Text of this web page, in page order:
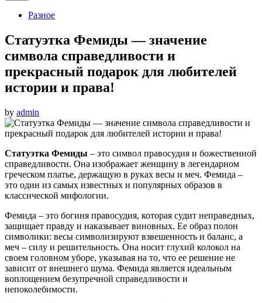
PostedРазное
Статуэтка Фемиды — значение
символа справедливости и
прекрасный подарок для любителей
истории и права!
by admin
Статуэтка Фемиды – это символ правосудия и божественной
справедливости. Она изображает женщину в легендарном
греческом платье, держащую в руках весы и меч. Фемида –
это один из самых известных и популярных образов в
классической мифологии.
Фемида – это богиня правосудия, которая судит неправедных,
защищает правду и наказывает виновных. Ее образ полон
символики: весы символизируют взвешенность и баланс, а
меч – силу и решительность. Она носит глухий колокол на
своем головном уборе, указывая на то, что ее решение не
зависит от внешнего шума. Фемида является идеальным
воплощением безупречной справедливости и
непоколебимости.